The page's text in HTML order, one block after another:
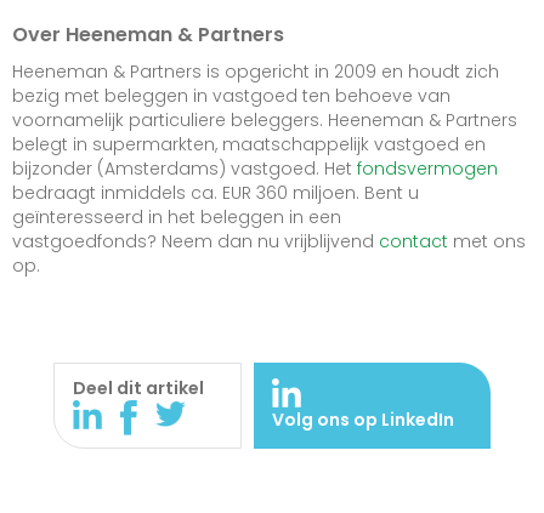
Over Heeneman & Partners
Heeneman & Partners is opgericht in 2009 en houdt zich
bezig met beleggen in vastgoed ten behoeve van
voornamelijk particuliere beleggers. Heeneman & Partners
belegt in supermarkten, maatschappelijk vastgoed en
bijzonder (Amsterdams) vastgoed. Het fondsvermogen
bedraagt inmiddels ca. EUR 360 miljoen. Bent u
geïnteresseerd in het beleggen in een
vastgoedfonds? Neem dan nu vrijblijvend contact met ons
op.
Deel dit artikel
Volg ons op LinkedIn